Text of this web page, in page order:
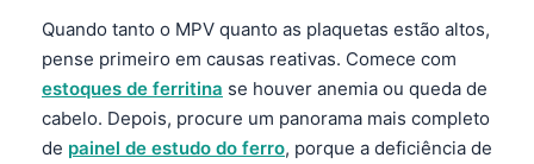
Quando tanto o MPV quanto as plaquetas estão altos,
pense primeiro em causas reativas. Comece com
estoques de ferritina se houver anemia ou queda de
cabelo. Depois, procure um panorama mais completo
de painel de estudo do ferro, porque a deficiência de